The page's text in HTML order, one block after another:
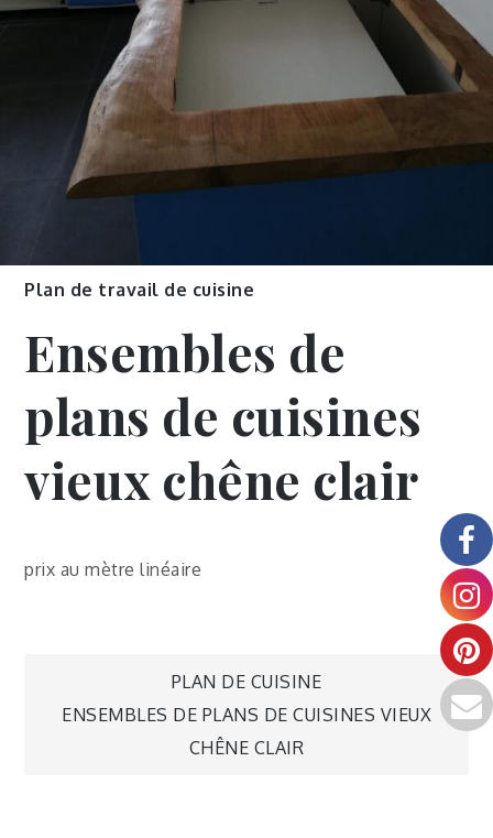
Plan de travail de cuisine
Ensembles de
plans de cuisines
vieux chêne clair
prix au mètre linéaire
PLAN DE CUISINE
ENSEMBLES DE PLANS DE CUISINES VIEUX
CHÊNE CLAIR